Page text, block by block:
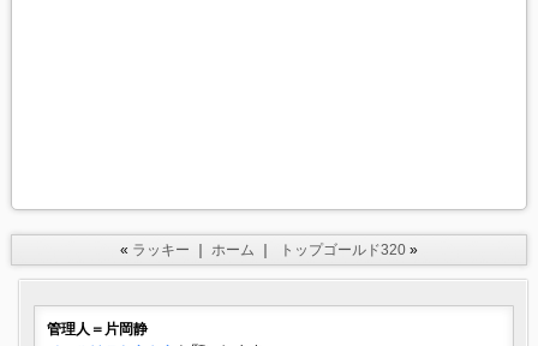
« ラッキー ホーム トップゴールド320»
管理人＝片岡静